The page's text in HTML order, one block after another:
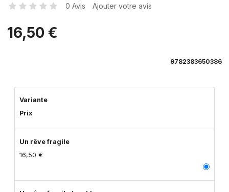
0 Avis Ajouter votre avis
16,50 €
9782383650386
Variante
Prix
Un rêve fragile
16,50 €